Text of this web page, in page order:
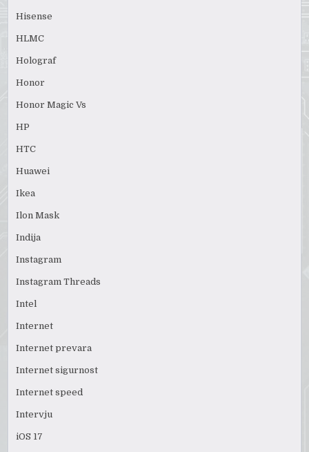
Hisense
HLMC
Holograf
Honor
Honor Magic Vs
HP
HTC
Huawei
Ikea
Ilon Mask
Indija
Instagram
Instagram Threads
Intel
Internet
Internet prevara
Internet sigurnost
Internet speed
Intervju
iOS 17